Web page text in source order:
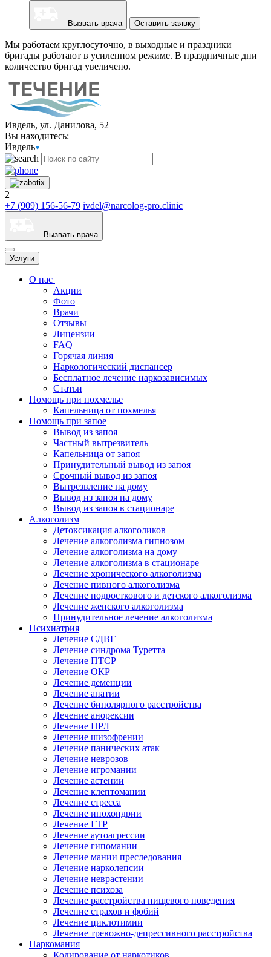
Вызвать врача Оставить заявку
Мы работаем круглосуточно, в выходные и праздники
бригады работают в усиленном режиме. В праздничные дни
количество бригад увеличено.
Ивдель, ул. Данилова, 52
Вы находитесь:
Ивдель
2
+7 (909) 156-56-79 ivdel@narcolog-pro.clinic
Вызвать врача
Услуги
О нас
Акции
Фото
Врачи
Отзывы
Лицензии
FAQ
Горячая линия
Наркологический диспансер
Бесплатное лечение наркозависимых
Статьи
Помощь при похмелье
Капельница от похмелья
Помощь при запое
Вывод из запоя
Частный вытрезвитель
Капельница от запоя
Принудительный вывод из запоя
Срочный вывод из запоя
Вытрезвление на дому
Вывод из запоя на дому
Вывод из запоя в стационаре
Алкоголизм
Детоксикация алкоголиков
Лечение алкоголизма гипнозом
Лечение алкоголизма на дому
Лечение алкоголизма в стационаре
Лечение хронического алкоголизма
Лечение пивного алкоголизма
Лечение подросткового и детского алкоголизма
Лечение женского алкоголизма
Принудительное лечение алкоголизма
Психиатрия
Лечение СДВГ
Лечение синдрома Туретта
Лечение ПТСР
Лечение ОКР
Лечение деменции
Лечение апатии
Лечение биполярного расстройства
Лечение анорексии
Лечение ПРЛ
Лечение шизофрении
Лечение панических атак
Лечение неврозов
Лечение игромании
Лечение астении
Лечение клептомании
Лечение стресса
Лечение ипохондрии
Лечение ГТР
Лечение аутоагрессии
Лечение гипомании
Лечение мании преследования
Лечение нарколепсии
Лечение неврастении
Лечение психоза
Лечение расстройства пищевого поведения
Лечение страхов и фобий
Лечение циклотимии
Лечение тревожно-депрессивного расстройства
Наркомания
Кодирование от наркотиков